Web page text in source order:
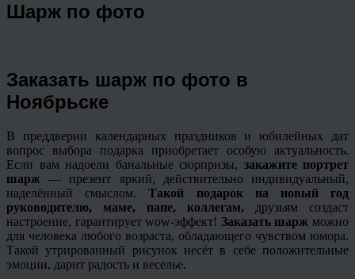
Шарж по фото
Заказать шарж по фото в
Ноябрьске
В преддверии календарных праздников и юбилейных дат
вопрос выбора подарка приобретает особую актуальность.
Если вам надоели банальные сюрпризы, закажите портрет
шарж — презент яркий, действительно индивидуальный,
наделённый смыслом.Такой подарок на новый год
руководителю, маме, папе, коллегам, друзьям создаст
настроение, гарантирует wow-эффект! Заказать шарж можно
для человека любого возраста, обладающего чувством юмора.
Такой утрированный рисунок несёт в себе положительные
эмоции, дарит радость и веселье.